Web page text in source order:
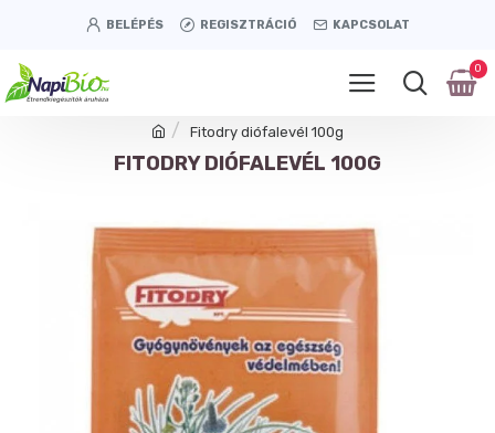
BELÉPÉS REGISZTRÁCIÓ KAPCSOLAT
0
Fitodry diófalevél 100g
FITODRY DIÓFALEVÉL 100G